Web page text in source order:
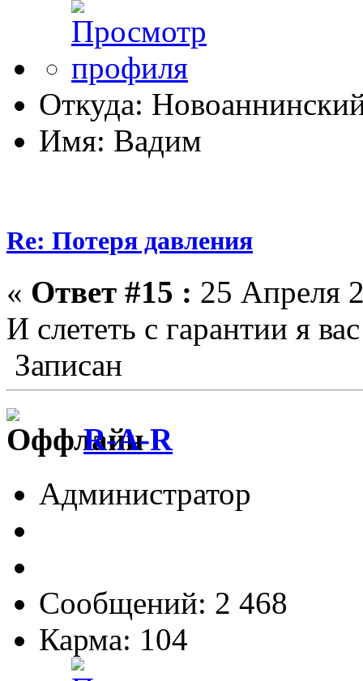
Откуда:
Имя: Вадим
Re: Потеря давления
« Ответ #15 : 25 Апреля
И слететь с гарантии я
Записан
R-A-R
Администратор
Сообщений: 2 468
Карма: 104